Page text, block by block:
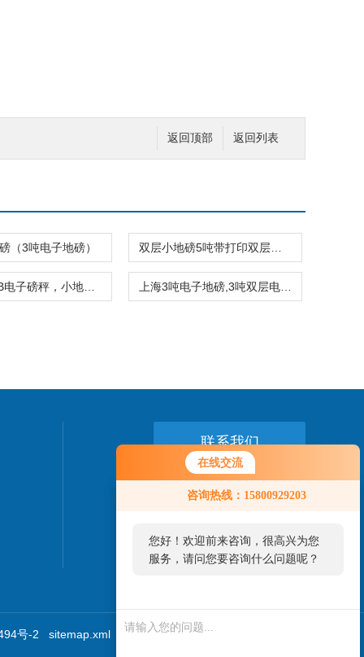
在线交流
咨询热线：15800929203
您好！欢迎前来咨询，很高兴为您
服务，请问您要咨询什么问题呢？
了需求产品，您可以直接在线与我
联系！
返回列表
返回顶部
（3吨电子地磅）
联系我们
24小时热线：
号-2 sitemap.xml 技术支持： 食品机械设备网